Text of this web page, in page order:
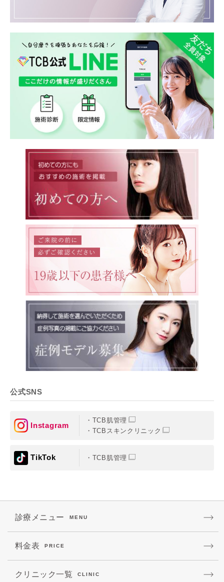
公式SNS
Instagram
TCB肌管理
TCBスキンクリニック
TikTok TCB肌管理
診療メニュー MENU
料金表 PRICE
クリニック一覧 CLINIC